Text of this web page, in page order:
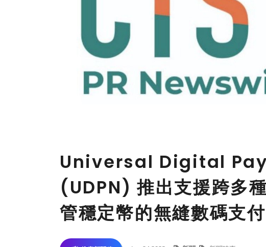
Universal Digital
(UDPN) 推出支援跨多
管穩定幣的無縫數碼支付